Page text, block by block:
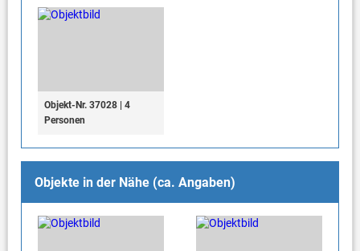
Objekt-Nr. 37028 | 4
Personen
Objekte in der Nähe (ca. Angaben)